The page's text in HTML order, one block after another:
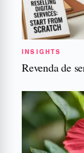
INSIGHTS
Revenda de